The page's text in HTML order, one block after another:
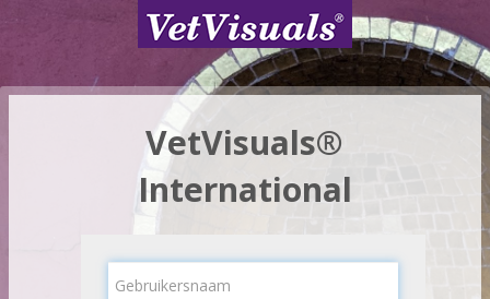
Ga naar hoofdinhoud
VetVisuals®
International